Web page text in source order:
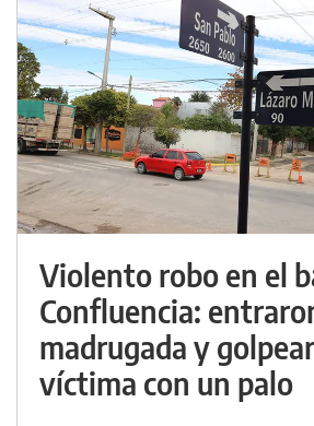
Violento robo en el
Confluencia:
madrugada y
víctima con un palo